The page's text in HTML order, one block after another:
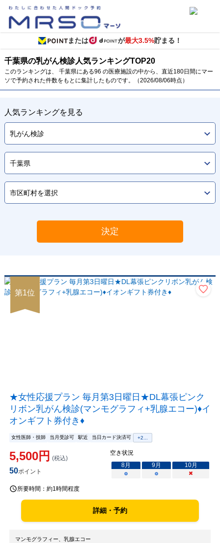
または が最大3.5%貯まる！
千葉県の乳がん検診人気ランキングTOP20
このランキングは、 千葉県にある96 の医療施設の中から、直近180日間にマー
ソで予約された件数をもとに集計したものです。（2026/08/06時点）
人気ランキングを見る
決定
第1位
★女性応援プラン 毎月第3日曜日★DL幕張ピンク
リボン乳がん検診(マンモグラフィ+乳腺エコー)♦イ
オンギフト券付き♦
女性医師・技師 当月受診可 駅近 当日カード決済可 +2...
5,500円 (税込)
50ポイント
空き状況
8月 9月 10月
○
○ ×
所要時間： 約1時間程度
詳細・予約
マンモグラフィー、乳腺エコー